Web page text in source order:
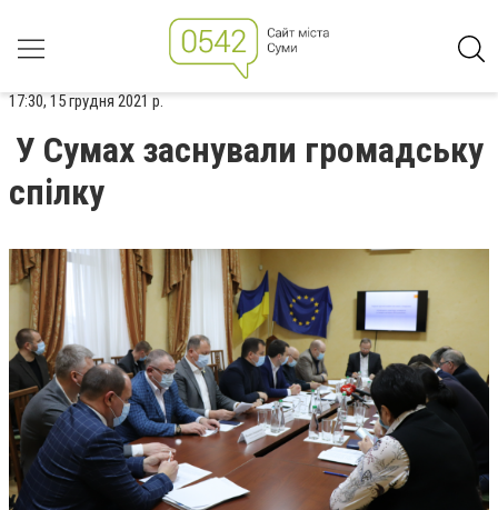
17:30, 15 грудня 2021 р.
У Сумах заснували громадську
спілку